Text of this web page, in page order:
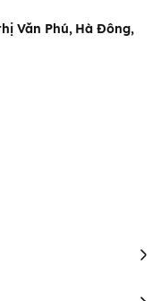
trẻ em và ở dạng
Văn Phú, Hà Đông,